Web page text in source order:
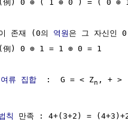
(例) 0 ⊕ ( 1 ⊕ 0 ) = ( 0 ⊕
존재 (0의 역원 은 그 자신인
例) 0 ⊕ 1 = 1 ⊕ 0 = 1
류 집합
  :  G = < Z
n , + >
칙
만족 : 4+(3+2) =